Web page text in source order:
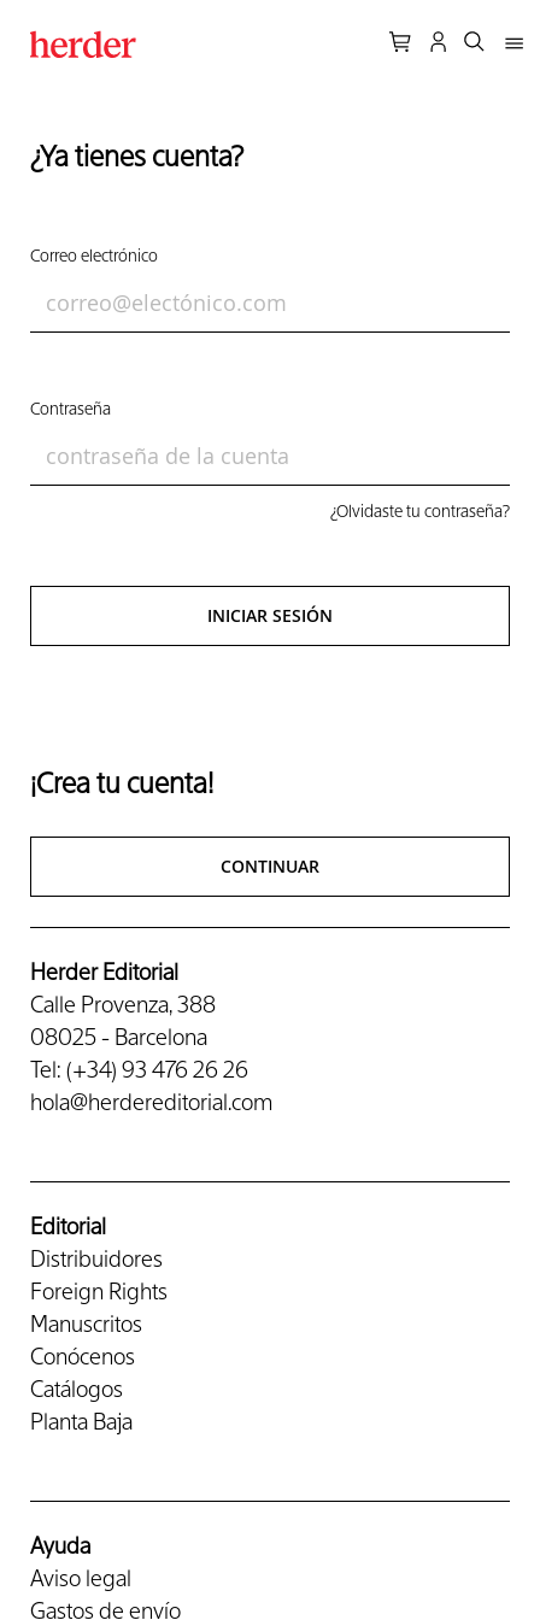
¿Ya tienes cuenta?
Correo electrónico
Contraseña
¿Olvidaste tu contraseña?
INICIAR SESIÓN
¡Crea tu cuenta!
CONTINUAR
Herder Editorial
Calle Provenza, 388
08025 - Barcelona
Tel: (+34) 93 476 26 26
hola@herdereditorial.com
Editorial
Distribuidores
Foreign Rights
Manuscritos
Conócenos
Catálogos
Planta Baja
Ayuda
Aviso legal
Gastos de envío